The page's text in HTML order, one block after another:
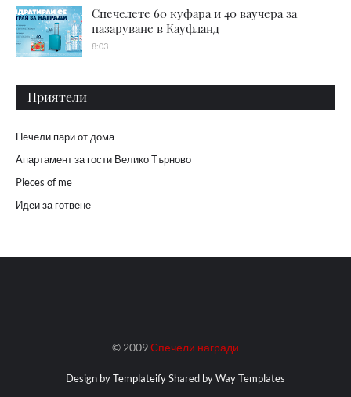
Спечелете 60 куфара и 40 ваучера за
пазаруване в Кауфланд
8:03
Приятели
Печели пари от дома
Апартамент за гости Велико Търново
Pieces of me
Идеи за готвене
© 2009Спечели награди
Design byTemplateifyShared byWay Templates